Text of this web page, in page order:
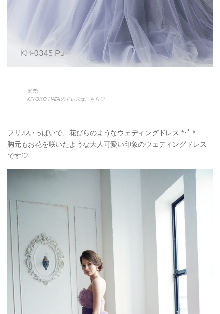
出典:
KIYOKO HATAのドレスはこちら♡
フリルいっぱいで、花びらのようなウェディングドレス:*･ﾟ＊
胸元もお花を咲いたような大人可愛い印象のウェディングドレス
です♡